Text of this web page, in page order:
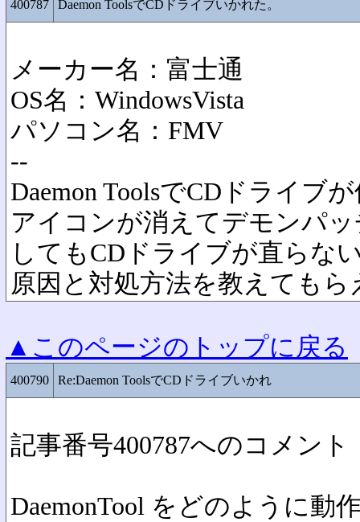
400787 Daemon ToolsでCDドライブいかれた。
メーカー名：富士通
OS名：WindowsVista
パソコン名：FMV
--
Daemon ToolsでCDドライブ
アイコンが消えてデモンパ
してもCDドライブが直らな
原因と対処方法を教えても
▲このページのトップに戻る
400790 Re:Daemon ToolsでCDドライブいかれ
記事番号400787へのコメント
DaemonTool をどのように動